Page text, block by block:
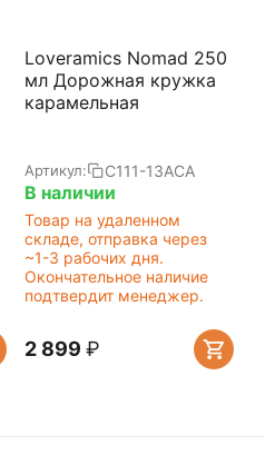
Loveramics Nomad 250
мл Дорожная кружка
карамельная
Артикул: C111-13ACA
В наличии
Товар на удаленном
складе, отправка через
~1-3 рабочих дня.
Окончательное наличие
подтвердит менеджер.
2 899 ₽